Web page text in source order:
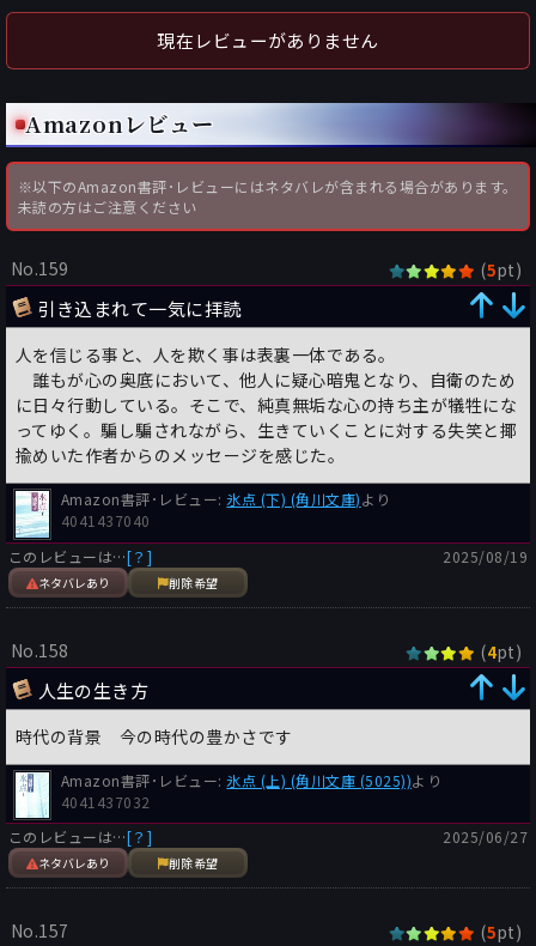
現在レビューがありません
Amazonレビュー
※以下のAmazon書評･レビューにはネタバレが含まれる場合があります。
未読の方はご注意ください
No.159 (5pt)
引き込まれて一気に拝読
人を信じる事と、人を欺く事は表裏一体である。
誰もが心の奥底において、他人に疑心暗鬼となり、自衛のため
に日々行動している。そこで、純真無垢な心の持ち主が犠牲にな
ってゆく。騙し騙されながら、生きていくことに対する失笑と揶
揄めいた作者からのメッセージを感じた。
Amazon書評･レビュー:氷点 (下) (角川文庫)より
4041437040
このレビューは…[？]
ネタバレあり 削除希望
2025/08/19
No.158 (4pt)
人生の生き方
時代の背景 今の時代の豊かさです
Amazon書評･レビュー:氷点 (上) (角川文庫 (5025))より
4041437032
このレビューは…[？]
ネタバレあり 削除希望
2025/06/27
No.157 (5pt)